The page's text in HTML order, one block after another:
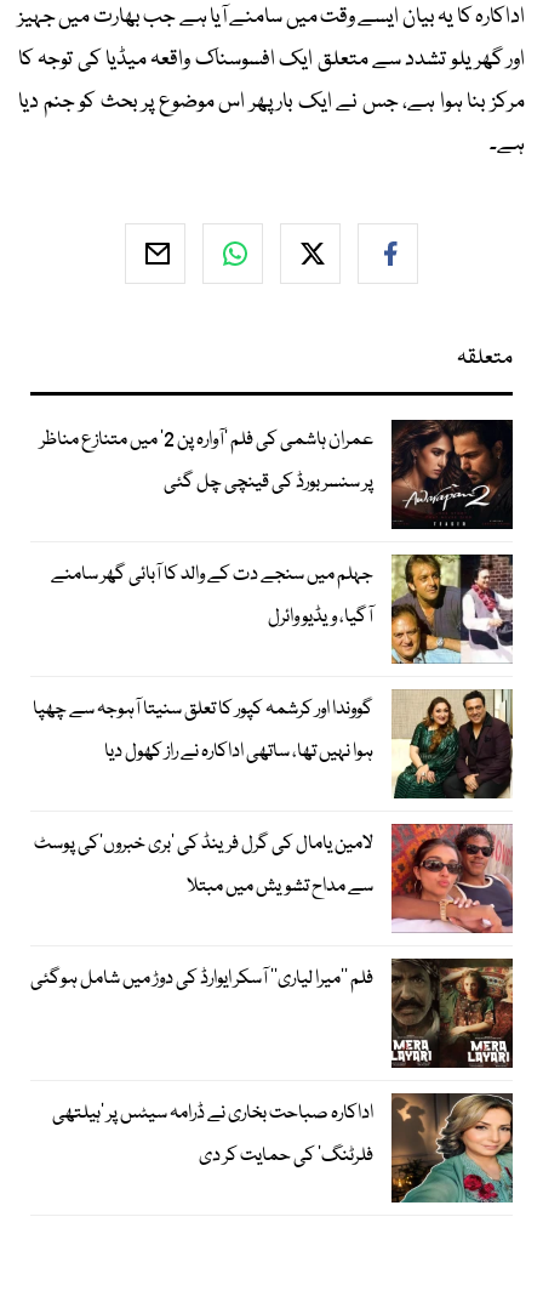
اداکارہ کا یہ بیان ایسے وقت میں سامنے آیا ہے جب بھارت میں جہیز
اور گھریلو تشدد سے متعلق ایک افسوسناک واقعہ میڈیا کی توجہ کا
مرکز بنا ہوا ہے، جس نے ایک بار پھر اس موضوع پر بحث کو جنم دیا
ہے۔
متعلقہ
عمران ہاشمی کی فلم ’آوارہ پن 2‘ میں متنازع مناظر
پر سنسر بورڈ کی قینچی چل گئی
جہلم میں سنجے دت کے والد کا آبائی گھر سامنے
آگیا، ویڈیو وائرل
گووندا اور کرشمہ کپور کا تعلق سنیتا آہوجہ سے چھپا
ہوا نہیں تھا، ساتھی اداکارہ نے راز کھول دیا
لامین یامال کی گرل فرینڈ کی ’بری خبروں‘کی پوسٹ
سے مداح تشویش میں مبتلا
فلم ’’میرا لیاری‘‘ آسکر ایوارڈ کی دوڑ میں شامل ہوگئی
اداکارہ صباحت بخاری نے ڈرامہ سیٹس پر ’ہیلتھی
فلرٹنگ‘ کی حمایت کر دی